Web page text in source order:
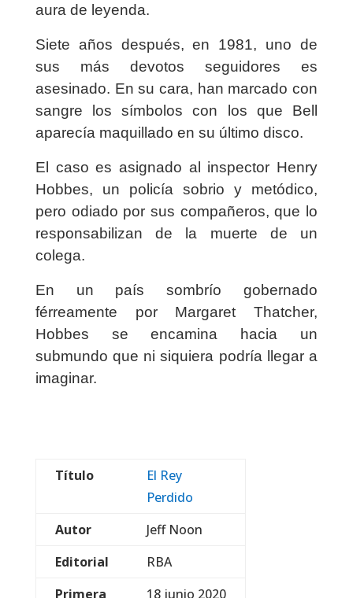
aura de leyenda.
Siete años después, en 1981, uno de
sus más devotos seguidores es
asesinado. En su cara, han marcado con
sangre los símbolos con los que Bell
aparecía maquillado en su último disco.
El caso es asignado al inspector Henry
Hobbes, un policía sobrio y metódico,
pero odiado por sus compañeros, que lo
responsabilizan de la muerte de un
colega.
En un país sombrío gobernado
férreamente por Margaret Thatcher,
Hobbes se encamina hacia un
submundo que ni siquiera podría llegar a
imaginar.
Título
El Rey
Perdido
Autor
Jeff Noon
Editorial
RBA
Primera
18 junio 2020